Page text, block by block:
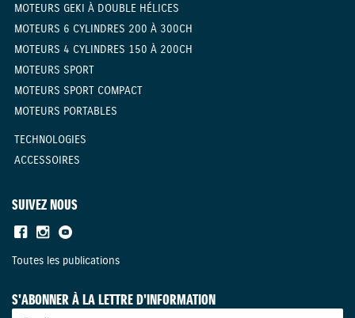
MOTEURS GEKI À DOUBLE HÉLICES
MOTEURS 6 CYLINDRES 200 À 300CH
MOTEURS 4 CYLINDRES 150 À 200CH
MOTEURS SPORT
MOTEURS SPORT COMPACT
MOTEURS PORTABLES
TECHNOLOGIES
ACCESSOIRES
SUIVEZ NOUS
Toutes les publications
S'ABONNER À LA LETTRE D'INFORMATION